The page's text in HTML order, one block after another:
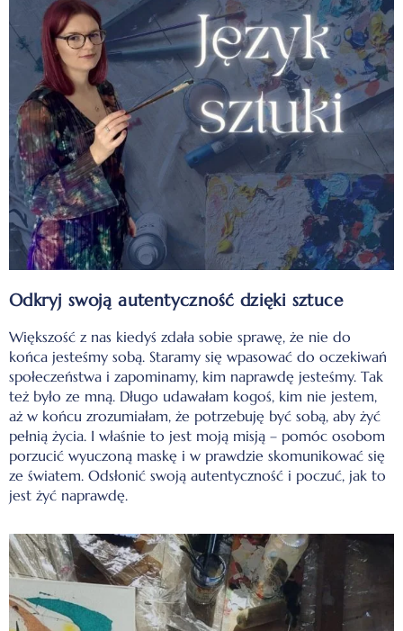
Odkryj swoją autentyczność dzięki sztuce
Większość z nas kiedyś zdała sobie sprawę, że nie do
końca jesteśmy sobą. Staramy się wpasować do oczekiwań
społeczeństwa i zapominamy, kim naprawdę jesteśmy. Tak
też było ze mną. Długo udawałam kogoś, kim nie jestem,
aż w końcu zrozumiałam, że potrzebuję być sobą, aby żyć
pełnią życia. I właśnie to jest moją misją – pomóc osobom
porzucić wyuczoną maskę i w prawdzie skomunikować się
ze światem. Odsłonić swoją autentyczność i poczuć, jak to
jest żyć naprawdę.